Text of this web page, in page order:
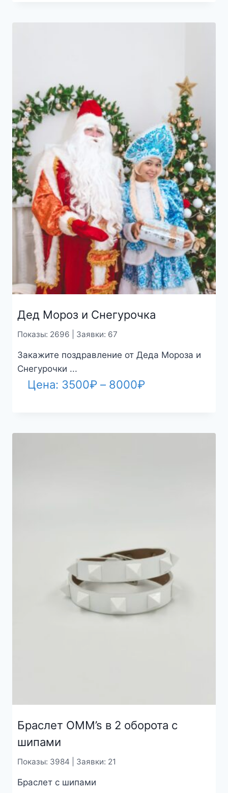
Дед Мороз и Снегурочка
Показы: 2696 | Заявки: 67
Закажите поздравление от Деда Мороза и
Снегурочки ...
Цена: 3500₽ – 8000₽Диапазон
Браслет OMM’s в 2 оборота с
шипами
Показы: 3984 | Заявки: 21
Браслет с шипами